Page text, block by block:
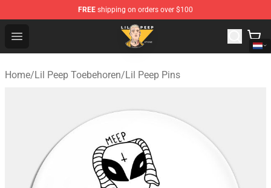
FREE shipping on orders over $100
Open menu
Lil Peep Store - Official Lil Peep Merchandise Shop
Home/Lil Peep Toebehoren/Lil Peep Pins